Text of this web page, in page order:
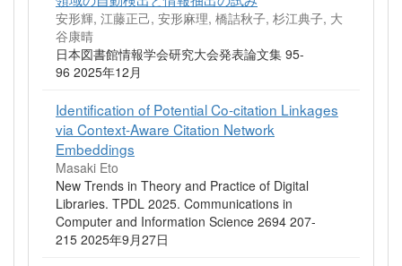
安形輝, 江藤正己, 安形麻理, 橋詰秋子, 杉江典子, 大
谷康晴
日本図書館情報学会研究大会発表論文集 95-
96 2025年12月
Identification of Potential Co-citation Linkages
via Context-Aware Citation Network
Embeddings
Masaki Eto
New Trends in Theory and Practice of Digital
Libraries. TPDL 2025. Communications in
Computer and Information Science 2694 207-
215 2025年9月27日